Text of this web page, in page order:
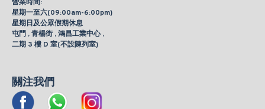
營業時間:
星期一至六(09:00am-6:00pm)
星期日及公眾假期休息
屯門 , 青楊街 , 鴻昌工業中心 ,
二期 3 樓 D 室(不設陳列室)
關注我們